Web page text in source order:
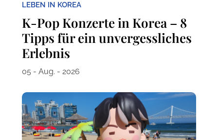
LEBEN IN KOREA
K-Pop Konzerte in Korea – 8
Tipps für ein unvergessliches
Erlebnis
05 - Aug. - 2026